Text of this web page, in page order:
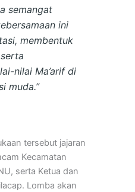
semangat
ini
membentuk
nilai Ma’arif di
muda.”
tersebut jajaran
Kecamatan
serta Ketua dan
Lomba akan